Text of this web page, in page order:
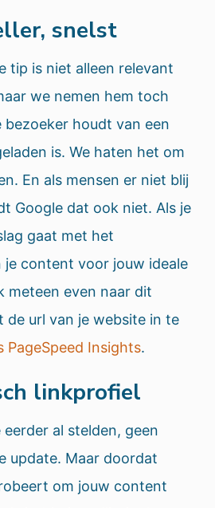
snelst
tip is niet alleen relevant
we nemen hem toch
bezoeker houdt van een
is. We haten het om
En als mensen er niet blij
Google dat ook niet. Als je
gaat met het
je content voor jouw ideale
meteen even naar dit
de url van je website in te
PageSpeed Insights.
linkprofiel
eerder al stelden, geen
update. Maar doordat
om jouw content